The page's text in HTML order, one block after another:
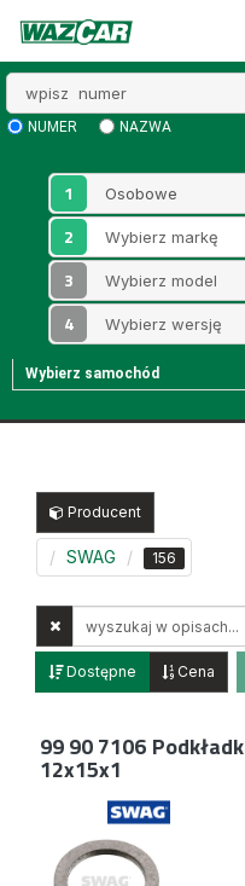
NUMER NAZWA
1
2
3
4
Wybierz samochód
Producent
SWAG 156
opisach
Dostępne Cena
99 90 7106
12x15x1